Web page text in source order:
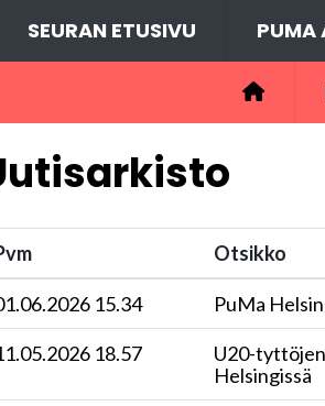
SEURAN ETUSIVU PUMA
Otsikko
15.34 PuMa
18.57
​U20-
Helsingissä